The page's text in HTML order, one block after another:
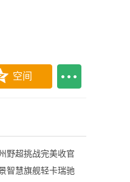
空间
野超挑战完美收官
智慧旗舰轻卡瑞驰